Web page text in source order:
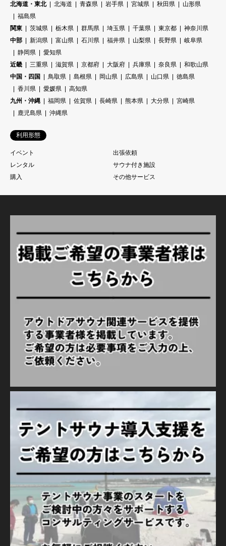
北海道・東北
北海道 青森県 岩手県 宮城県 秋田県
山形県
福島県
関東
茨城県 栃木県 群馬県 埼玉県 千葉県 東京都
神奈川県
中部
新潟県 富山県 石川県 福井県 山梨県 長野県
岐阜県
静岡県
愛知県
近畿
三重県 滋賀県 京都府 大阪府 兵庫県 奈良県
和歌山県
中国・四国
鳥取県 島根県 岡山県 広島県 山口県
徳島県
香川県
愛媛県
高知県
九州・沖縄
福岡県 佐賀県 長崎県 熊本県 大分県
宮崎県
鹿児島県
沖縄県
利用形態
イベント
出張依頼
レンタル
サウナ付き施設
購入
その他サービス